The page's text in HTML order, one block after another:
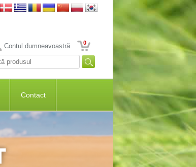
Contul dumneavoastră 0
Contact